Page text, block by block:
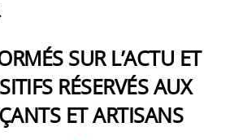
SUR L’ACTU ET
RÉSERVÉS AUX
ET ARTISANS